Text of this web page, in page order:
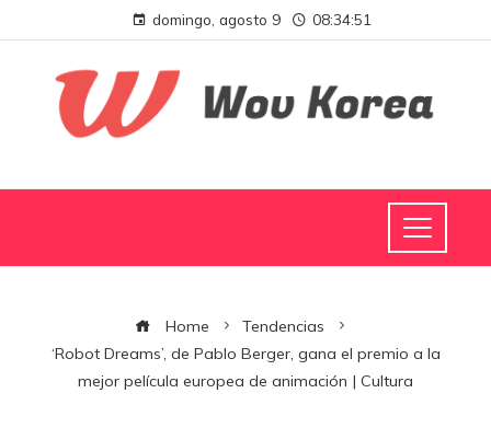
domingo, agosto 9 08:34:52
Home
Tendencias
‘Robot Dreams’, de Pablo Berger, gana el premio a la
mejor película europea de animación | Cultura